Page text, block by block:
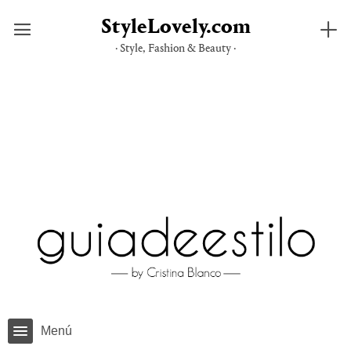
StyleLovely.com
· Style, Fashion & Beauty ·
Menú